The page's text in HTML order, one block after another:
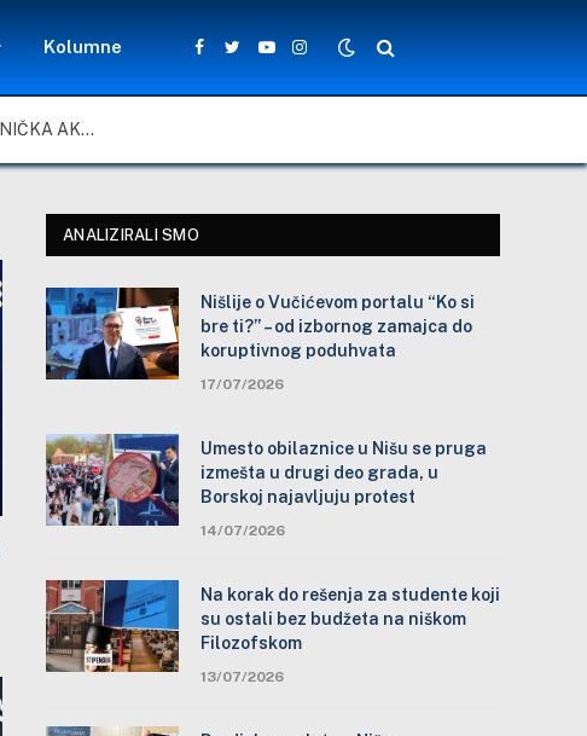
Kolumne
Facebook
TwitterYouTubeInstagram
ZA LEPŠE I BEZBEDNIJE ŠKOLSKO DVORIŠTE: ZAJEDNIČKA AKCIJA MEŠTANA, NASTAVNIKA I ĐAKA U SELU VLASE KOD VRANJA
ANALIZIRALI SMO
Nišlije o Vučićevom portalu “Ko si
bre ti?” – od izbornog zamajca do
koruptivnog poduhvata
17/07/2026
Umesto obilaznice u Nišu se pruga
izmešta u drugi deo grada, u
Borskoj najavljuju protest
14/07/2026
Na korak do rešenja za studente koji
su ostali bez budžeta na niškom
Filozofskom
13/07/2026